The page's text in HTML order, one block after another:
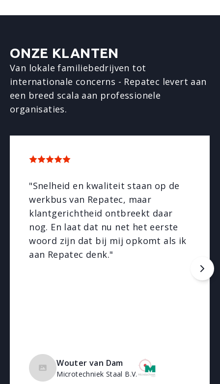
ONZE KLANTEN
Van lokale familiebedrijven tot
internationale concerns - Repatec levert aan
een breed scala aan professionele
organisaties.
"Snelheid en kwaliteit staan op de
werkbus van Repatec, maar
klantgerichtheid ontbreekt daar
nog. En laat dat nu net het eerste
woord zijn dat bij mij opkomt als ik
aan Repatec denk."
Wouter van Dam
Microtechniek Staal B.V.